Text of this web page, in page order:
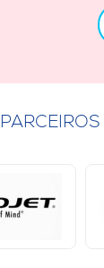
PARCEIROS